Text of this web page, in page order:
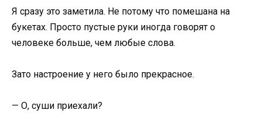
Я сразу это заметила. Не потому что помешана на
букетах. Просто пустые руки иногда говорят о
человеке больше, чем любые слова.
Зато настроение у него было прекрасное.
— О, суши приехали?